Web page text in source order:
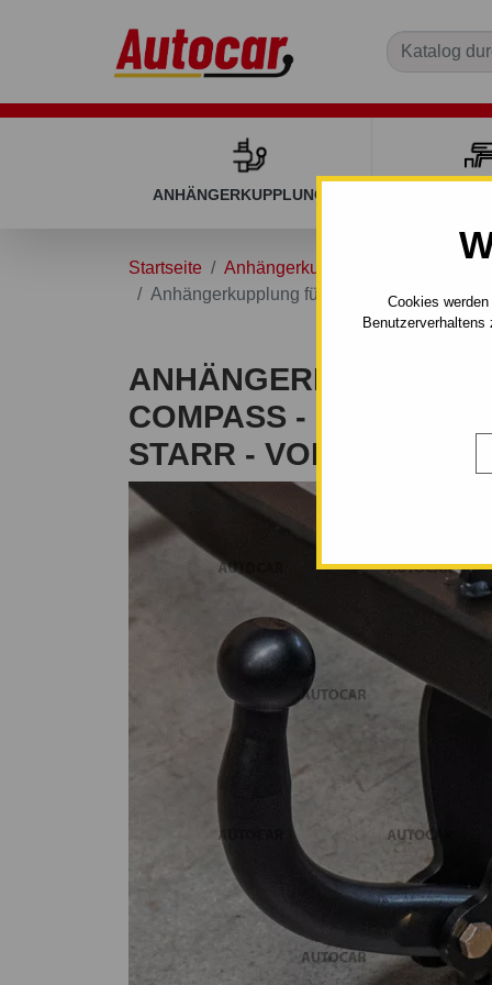
Cookies
ANHÄNGERKUPPLUNGEN
Startseite Anhängerkupplungen
Anhängerkupplung für Jeep COMPASS -
COMPASS - MK -
STARR - VON 2006